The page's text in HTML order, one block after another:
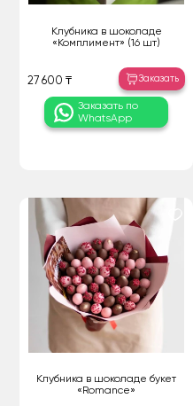
Клубника в шоколаде
«Комплимент» (16 шт)
27 600 ₸ Заказать
Заказать по
WhatsApp
Клубника в шоколаде букет
«Romance»